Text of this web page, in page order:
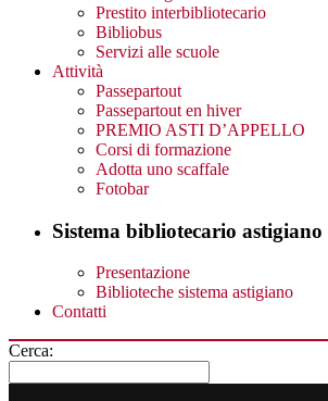
Prestito interbibliotecario
Bibliobus
Servizi alle scuole
Attività
Passepartout
Passepartout en hiver
PREMIO ASTI D’APPELLO
Corsi di formazione
Adotta uno scaffale
Fotobar
Sistema bibliotecario astigiano
Presentazione
Biblioteche sistema astigiano
Contatti
Cerca: